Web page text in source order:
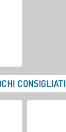
CONSIGLIATI